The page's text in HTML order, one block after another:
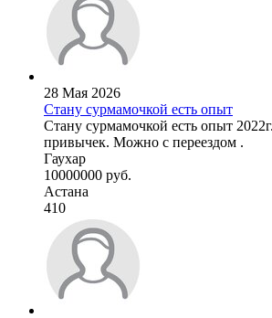
28 Мая 2026
Стану сурмамочкой есть опыт
Стану сурмамочкой есть опыт
привычек. Можно с переездом .
Гаухар
10000000 руб.
Астана
410